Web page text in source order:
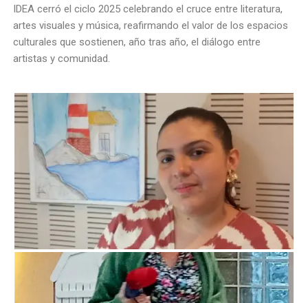
IDEA cerró el ciclo 2025 celebrando el cruce entre literatura,
artes visuales y música, reafirmando el valor de los espacios
culturales que sostienen, año tras año, el diálogo entre
artistas y comunidad.